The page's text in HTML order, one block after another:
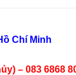
Chí Minh
– 083 6868